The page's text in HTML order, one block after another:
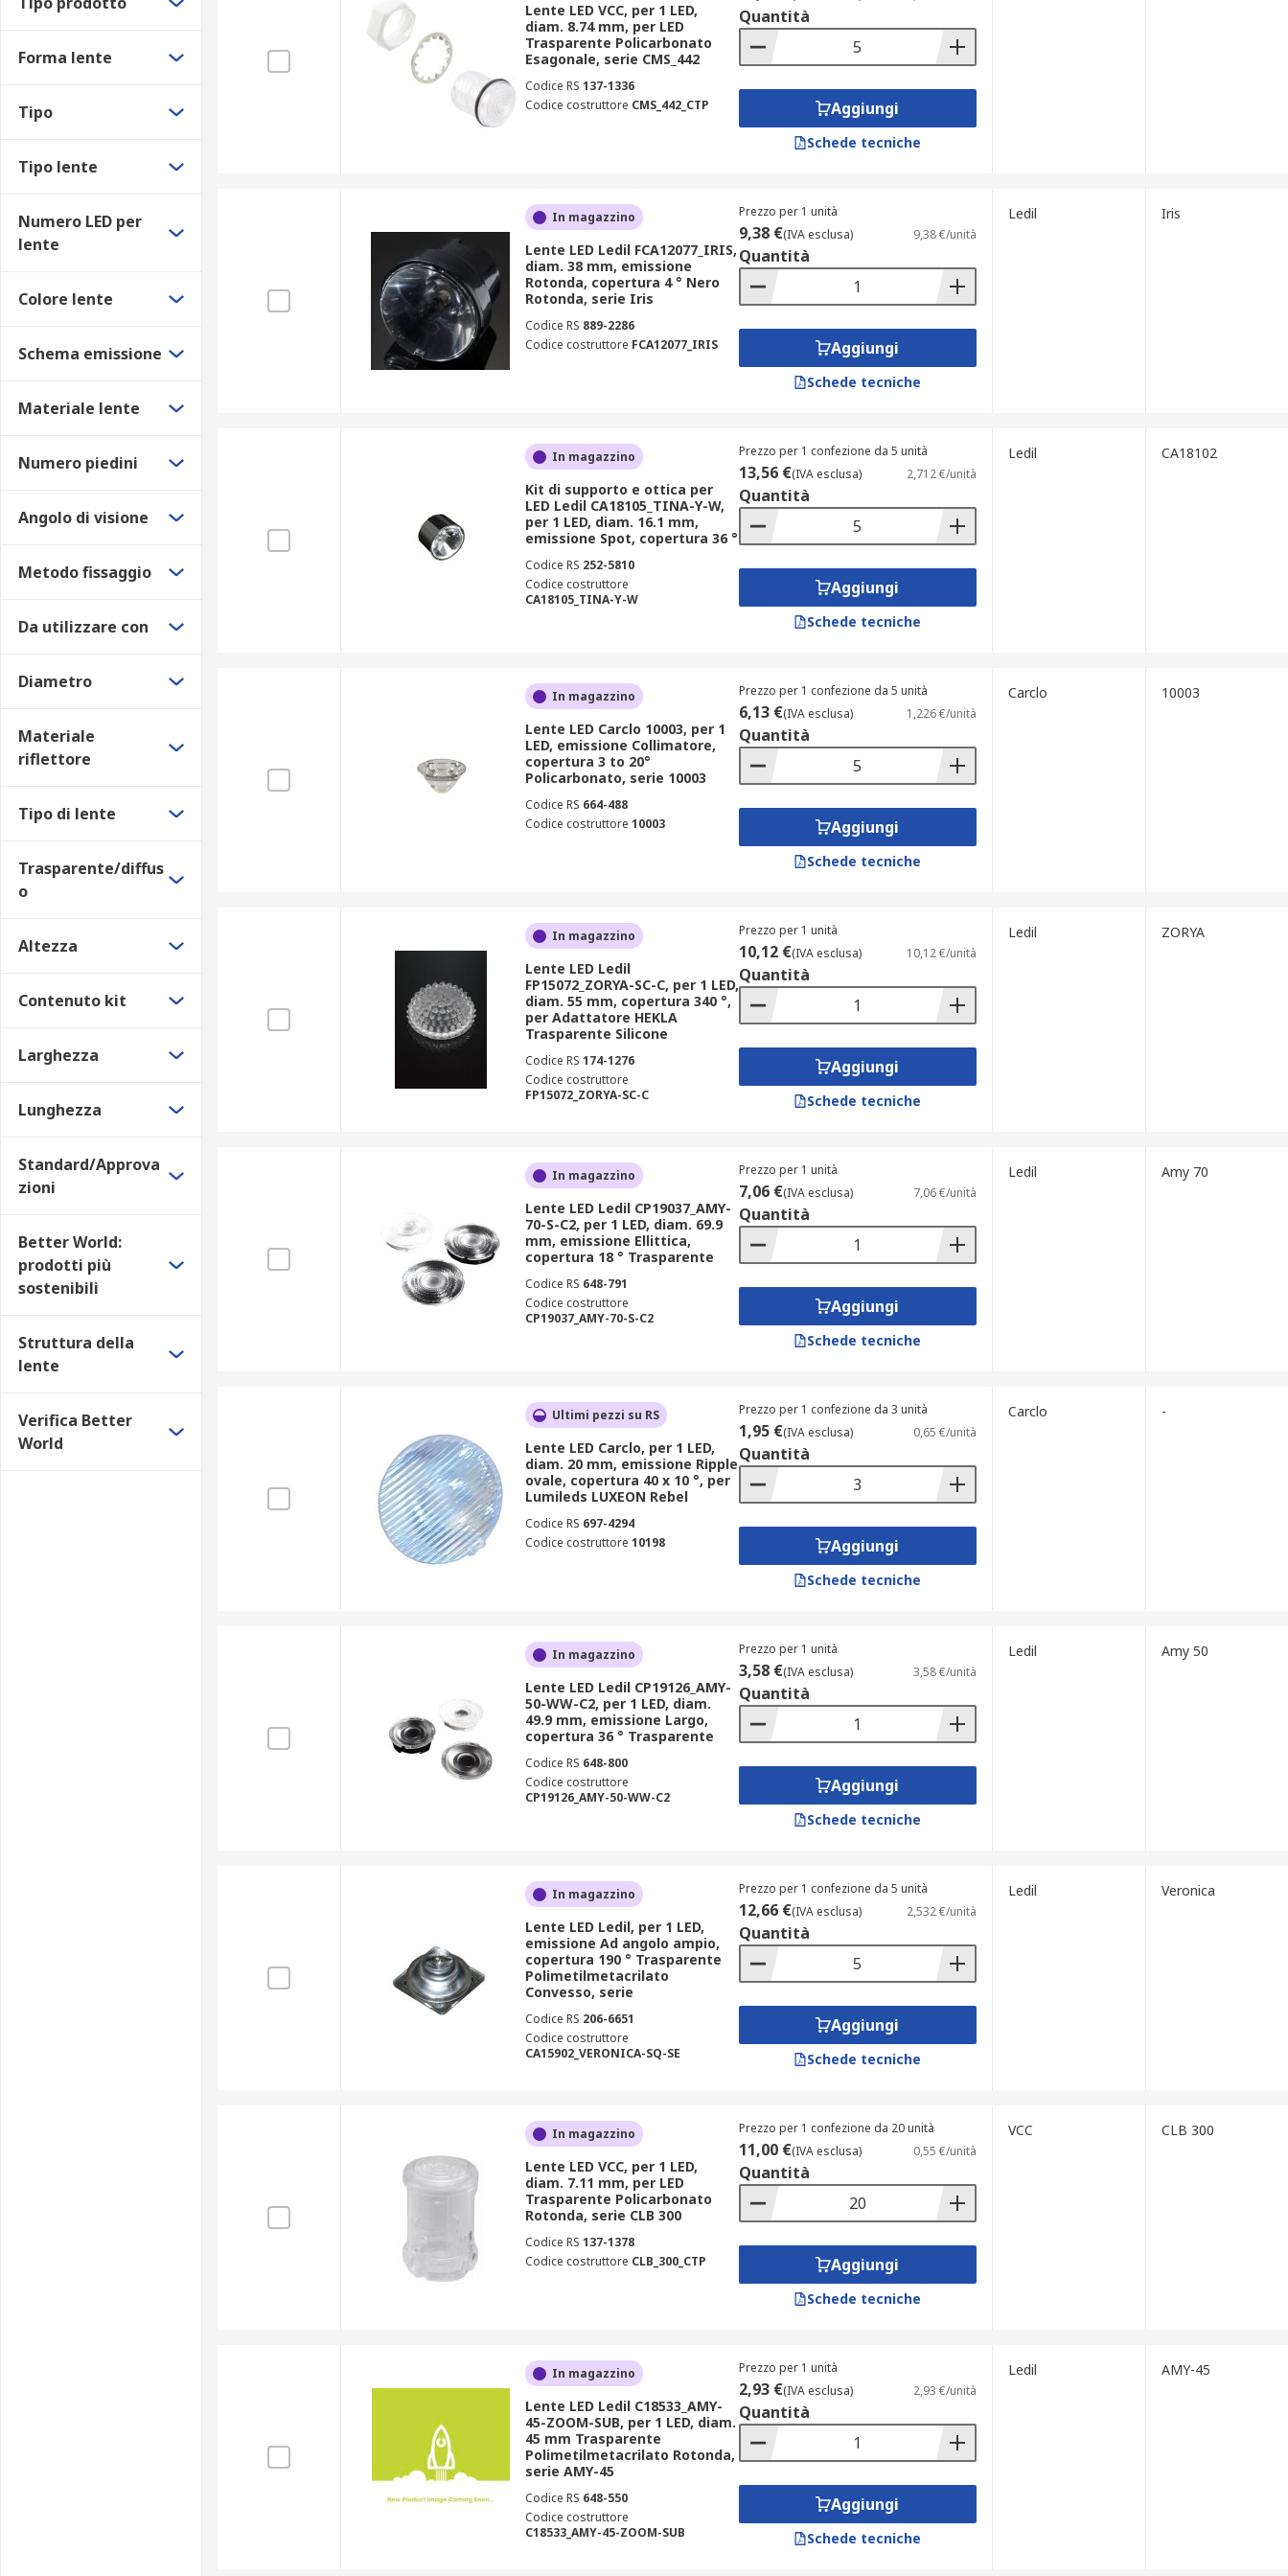
Forma lente
Tipo
Tipo lente
Numero LED per
lente
Colore lente
Schema emissione
Materiale lente
Numero piedini
Angolo di visione
Metodo fissaggio
Da utilizzare con
Diametro
Materiale
riflettore
Tipo di lente
Trasparente/diffus
o
Altezza
Contenuto kit
Larghezza
Lunghezza
Standard/Approva
zioni
Better World:
prodotti più
sostenibili
Struttura della
lente
Verifica Better
World
Lente LED VCC, per 1 LED,
diam. 8.74 mm, per LED
Trasparente Policarbonato
Esagonale, serie CMS_442
Codice RS 137-1336
Codice costruttore CMS_442_CTP
Quantità
Aggiungi
Schede tecniche
In magazzino
Lente LED Ledil FCA12077_IRIS,
diam. 38 mm, emissione
Rotonda, copertura 4 ° Nero
Rotonda, serie Iris
Codice RS 889-2286
Codice costruttore FCA12077_IRIS
Prezzo per 1 unità
9,38 €(IVA esclusa) 9,38 €/unità
Quantità
Aggiungi
Schede tecniche
Ledil Iris
In magazzino
Kit di supporto e ottica per
LED Ledil CA18105_TINA-Y-W,
per 1 LED, diam. 16.1 mm,
emissione Spot, copertura 36 °
Codice RS 252-5810
Codice costruttore
CA18105_TINA-Y-W
Prezzo per 1 confezione da 5 unità
13,56 €(IVA esclusa) 2,712 €/unità
Quantità
Aggiungi
Schede tecniche
Ledil CA18102
In magazzino
Lente LED Carclo 10003, per 1
LED, emissione Collimatore,
copertura 3 to 20°
Policarbonato, serie 10003
Codice RS 664-488
Codice costruttore 10003
Prezzo per 1 confezione da 5 unità
6,13 €(IVA esclusa) 1,226 €/unità
Quantità
Aggiungi
Schede tecniche
Carclo 10003
In magazzino
Lente LED Ledil
FP15072_ZORYA-SC-C, per 1 LED,
diam. 55 mm, copertura 340 °,
per Adattatore HEKLA
Trasparente Silicone
Codice RS 174-1276
Codice costruttore
FP15072_ZORYA-SC-C
Prezzo per 1 unità
10,12 €(IVA esclusa) 10,12 €/unità
Quantità
Aggiungi
Schede tecniche
Ledil ZORYA
In magazzino
Lente LED Ledil CP19037_AMY-
70-S-C2, per 1 LED, diam. 69.9
mm, emissione Ellittica,
copertura 18 ° Trasparente
Codice RS 648-791
Codice costruttore
CP19037_AMY-70-S-C2
Prezzo per 1 unità
7,06 €(IVA esclusa) 7,06 €/unità
Quantità
Aggiungi
Schede tecniche
Ledil Amy 70
Ultimi pezzi su RS
Lente LED Carclo, per 1 LED,
diam. 20 mm, emissione Ripple
ovale, copertura 40 x 10 °, per
Lumileds LUXEON Rebel
Codice RS 697-4294
Codice costruttore 10198
Prezzo per 1 confezione da 3 unità
1,95 €(IVA esclusa) 0,65 €/unità
Quantità
Aggiungi
Schede tecniche
Carclo -
In magazzino
Lente LED Ledil CP19126_AMY-
50-WW-C2, per 1 LED, diam.
49.9 mm, emissione Largo,
copertura 36 ° Trasparente
Codice RS 648-800
Codice costruttore
CP19126_AMY-50-WW-C2
Prezzo per 1 unità
3,58 €(IVA esclusa) 3,58 €/unità
Quantità
Aggiungi
Schede tecniche
Ledil Amy 50
In magazzino
Lente LED Ledil, per 1 LED,
emissione Ad angolo ampio,
copertura 190 ° Trasparente
Polimetilmetacrilato
Convesso, serie
Codice RS 206-6651
Codice costruttore
CA15902_VERONICA-SQ-SE
Prezzo per 1 confezione da 5 unità
12,66 €(IVA esclusa) 2,532 €/unità
Quantità
Aggiungi
Schede tecniche
Ledil Veronica
In magazzino
Lente LED VCC, per 1 LED,
diam. 7.11 mm, per LED
Trasparente Policarbonato
Rotonda, serie CLB 300
Codice RS 137-1378
Codice costruttore CLB_300_CTP
Prezzo per 1 confezione da 20 unità
11,00 €(IVA esclusa) 0,55 €/unità
Quantità
Aggiungi
Schede tecniche
VCC CLB 300
In magazzino
Lente LED Ledil C18533_AMY-
45-ZOOM-SUB, per 1 LED, diam.
45 mm Trasparente
Polimetilmetacrilato Rotonda,
serie AMY-45
Codice RS 648-550
Codice costruttore
C18533_AMY-45-ZOOM-SUB
Prezzo per 1 unità
2,93 €(IVA esclusa) 2,93 €/unità
Quantità
Aggiungi
Schede tecniche
Ledil AMY-45